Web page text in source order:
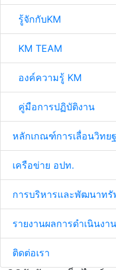
รู้จักกับKM
KM TEAM
องค์ความรู้ KM
คู่มือการปฏิบัติงาน
หลักเกณฑ์การเลื่อนวิทย
เครือข่าย อปท.
การบริหารและพัฒนาทรั
รายงานผลการดำเนินงา
ติดต่อเรา